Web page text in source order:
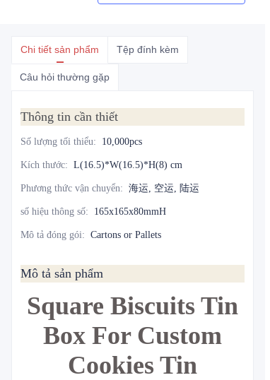
Chi tiết sản phẩm Tệp đính kèm
Câu hỏi thường gặp
Thông tin cần thiết
Số lượng tối thiểu: 10,000pcs
Kích thước: L(16.5)*W(16.5)*H(8) cm
Phương thức vận chuyển: 海运, 空运, 陆运
số hiệu thông số: 165x165x80mmH
Mô tả đóng gói: Cartons or Pallets
Mô tả sản phẩm
Square Biscuits Tin
Box For Custom
Cookies Tin